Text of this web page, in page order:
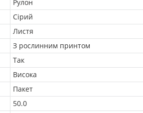
Рулон
Сірий
Листя
З рослинним принтом
Так
Висока
Пакет
50.0